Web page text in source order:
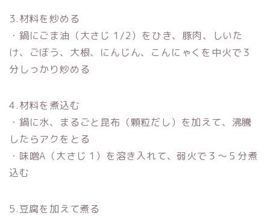
3.材料を炒める
・鍋にごま油（大さじ 1/2）をひき、豚肉、しいた
け、ごぼう、大根、にんじん、こんにゃくを中火で３
分しっかり炒める
4.材料を煮込む
・鍋に水、まるごと昆布（顆粒だし）を加えて、沸騰
したらアクをとる
・味噌A（大さじ 1）を溶き入れて、弱火で３〜５分煮
込む
5.豆腐を加えて煮る